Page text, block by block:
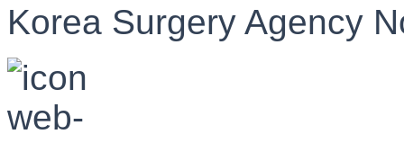
Korea Surgery Agency